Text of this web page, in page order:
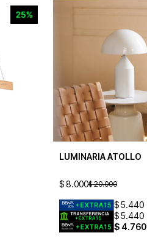
LUMINARIA ATOLLO
$8.000$ 20.000
$5.440
$5.440
$ 4.760